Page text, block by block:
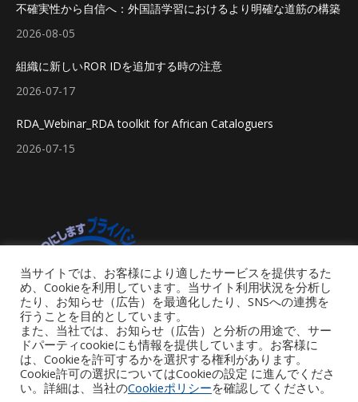
不確実性から自信へ：外国語学習におけるより明確な道筋の構築
2026-08-05
組織に新しいROR IDを追加する時の注意
2026-07-17
RDA_Webinar_RDA toolkit for African Cataloguers
2026-07-15
当サイトでは、お客様により適したサービスを提供するた
め、Cookieを利用しています。当サイト利用状況を分析し
たり、お知らせ（広告）を最適化したり、SNSへの連携を
行うことを目的としています。
また、当社では、お知らせ（広告）と分析の用途で、サー
ドパーティcookieにも情報を提供しています。お客様に
は、Cookieを許可するかを選択する権利があります。
Cookie許可の選択についてはCookieの設定 に進んでくださ
い。詳細は、当社のCookieポリシーを確認してください。